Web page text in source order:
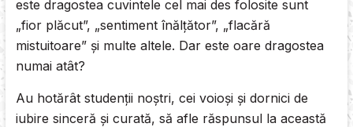
este dragostea cuvintele cel mai des folosite sunt
„fior plăcut”, „sentiment înălţător”, „flacără
mistuitoare” şi multe altele. Dar este oare dragostea
numai atât?
Au hotărât studenţii noştri, cei voioşi şi dornici de
iubire sinceră şi curată, să afle răspunsul la această